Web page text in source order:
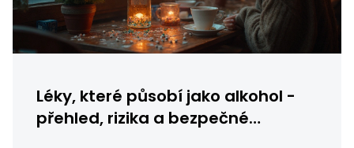
Léky, které působí jako alkohol -
přehled, rizika a bezpečné